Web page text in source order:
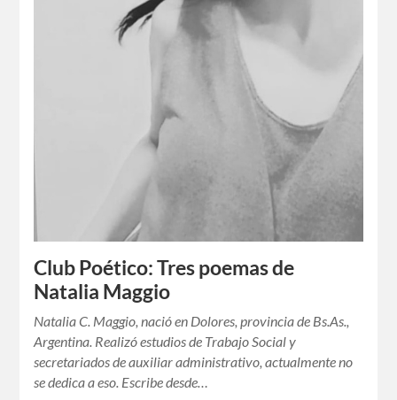
Club Poético: Tres poemas de
Natalia Maggio
Natalia C. Maggio, nació en Dolores, provincia de Bs.As.,
Argentina. Realizó estudios de Trabajo Social y
secretariados de auxiliar administrativo, actualmente no
se dedica a eso. Escribe desde…